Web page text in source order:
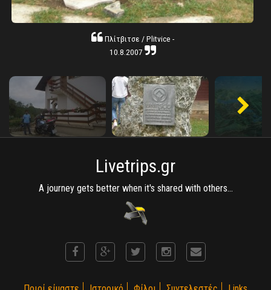
Πλίτβιτσε / Plitvice -
10.8.2007
Livetrips.gr
A journey gets better when it's shared with others...